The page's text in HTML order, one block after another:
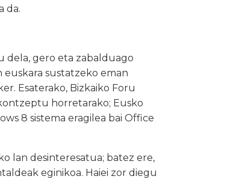
da.
dela, gero eta zabalduago
sustatzeko eman
Esaterako, Bizkaiko Foru
horretarako; Eusko
8 sistema eragilea bai Office
lan desinteresatua; batez ere,
eginikoa. Haiei zor diegu